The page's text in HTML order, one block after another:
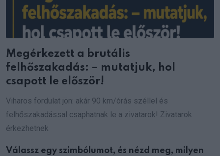
Megérkezett a brutális
felhőszakadás: – mutatjuk, hol
csapott le először!
Viharos fordulat jön: akár 90 km/órás széllel és
felhőszakadással csaphatnak le a zivatarok! Zivatarok
érkezhetnek
Válassz egy szimbólumot, és nézd meg, milyen